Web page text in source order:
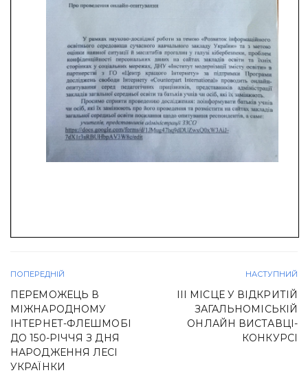
ПОПЕРЕДНІЙ
ПЕРЕМОЖЕЦЬ В
МІЖНАРОДНОМУ
ІНТЕРНЕТ-ФЛЕШМОБІ
ДО 150-РІЧЧЯ З ДНЯ
НАРОДЖЕННЯ ЛЕСІ
УКРАЇНКИ
НАСТУПНИЙ
III МІСЦЕ У ВІДКРИТІЙ
ЗАГАЛЬНОМІСЬКІЙ
ОНЛАЙН ВИСТАВЦІ-
КОНКУРСІ